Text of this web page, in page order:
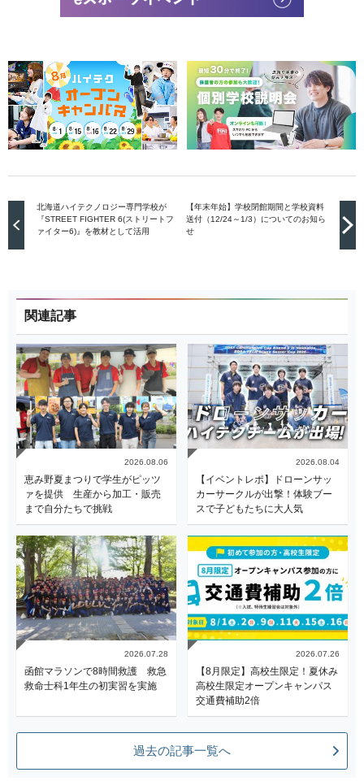
北海道ハイテクノロジー専門学校が
『STREET FIGHTER 6(ストリートフ
ァイター6)』を教材として活用
【年末年始】学校閉館期間と学校資料
送付（12/24～1/3）についてのお知ら
せ
関連記事
2026.08.06
恵み野夏まつりで学生がピッツ
ァを提供 生産から加工・販売
まで自分たちで挑戦
2026.08.04
【イベントレポ】ドローンサッ
カーサークルが出撃！体験ブー
スで子どもたちに大人気
2026.07.28
函館マラソンで8時間救護 救急
救命士科1年生の初実習を実施
2026.07.26
【8月限定】高校生限定！夏休み
高校生限定オープンキャンパス
交通費補助2倍
過去の記事一覧へ